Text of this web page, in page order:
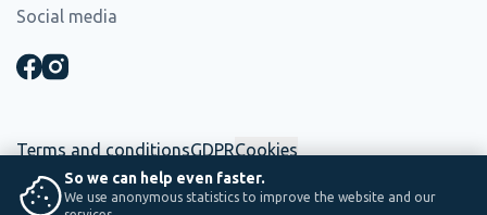
Social media
Terms and conditionsGDPRCookies
☕ This website was built in-house. Between two shifts, coffee and
So we can help even faster.
We use anonymous statistics to improve the website and our